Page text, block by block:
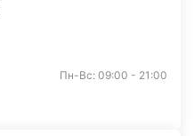
Пн-Вс: 09:00 - 21:00